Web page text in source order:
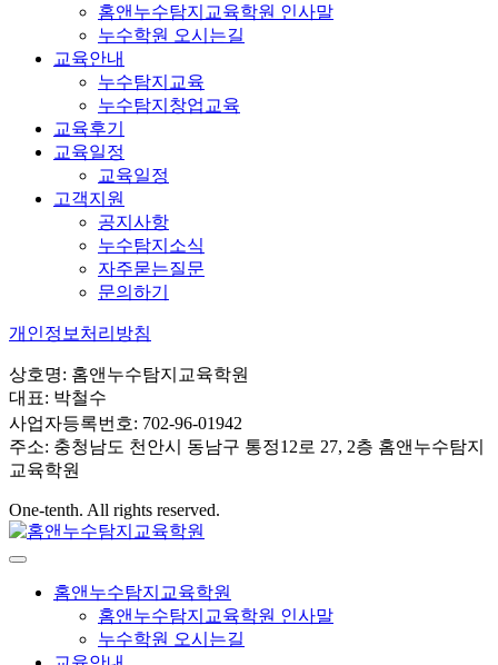
홈앤누수탐지교육학원 인사말
누수학원 오시는길
교육안내
누수탐지교육
누수탐지창업교육
교육후기
교육일정
교육일정
고객지원
공지사항
누수탐지소식
자주묻는질문
문의하기
개인정보처리방침
상호명: 홈앤누수탐지교육학원
대표: 박철수
사업자등록번호: 702-96-01942
주소: 충청남도 천안시 동남구 통정12로 27, 2층 홈앤누수탐지
교육학원
One-tenth. All rights reserved.
홈앤누수탐지교육학원
홈앤누수탐지교육학원 인사말
누수학원 오시는길